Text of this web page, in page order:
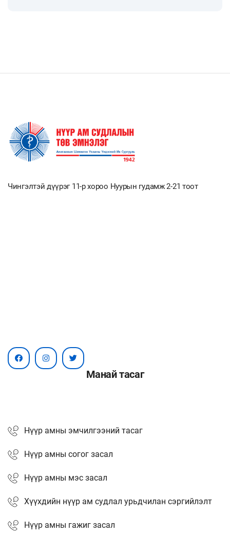
Чингэлтэй дүүрэг 11-р хороо Нуурын гудамж 2-21 тоот
Манай тасаг
Нүүр амны эмчилгээний тасаг
Нүүр амны согог засал
Нүүр амны мэс засал
Хүүхдийн нүүр ам судлал урьдчилан сэргийлэлт
Нүүр амны гажиг засал